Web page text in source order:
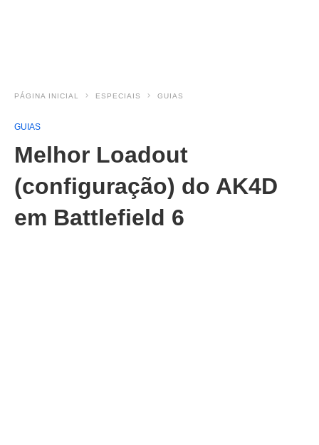
PÁGINA INICIAL ESPECIAIS GUIAS
GUIAS
Melhor Loadout
(configuração) do AK4D
em Battlefield 6